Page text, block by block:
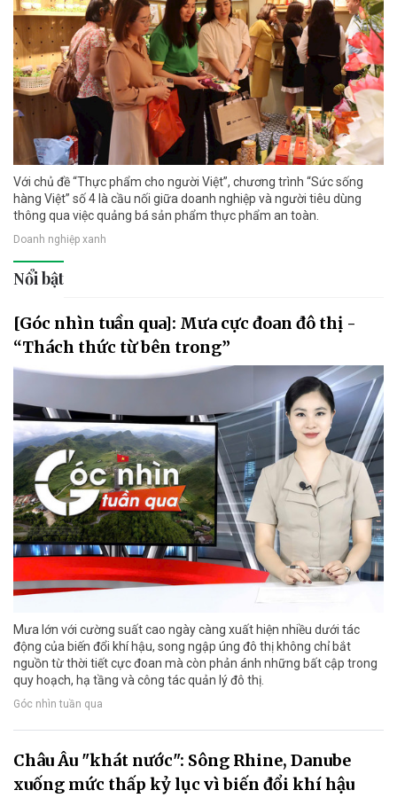
Với chủ đề “Thực phẩm cho người Việt”, chương trình “Sức sống
hàng Việt” số 4 là cầu nối giữa doanh nghiệp và người tiêu dùng
thông qua việc quảng bá sản phẩm thực phẩm an toàn.
Doanh nghiệp xanh
Nổi bật
[Góc nhìn tuần qua]: Mưa cực đoan đô thị -
“Thách thức từ bên trong”
Mưa lớn với cường suất cao ngày càng xuất hiện nhiều dưới tác
động của biến đổi khí hậu, song ngập úng đô thị không chỉ bắt
nguồn từ thời tiết cực đoan mà còn phản ánh những bất cập trong
quy hoạch, hạ tầng và công tác quản lý đô thị.
Góc nhìn tuần qua
Châu Âu "khát nước": Sông Rhine, Danube
xuống mức thấp kỷ lục vì biến đổi khí hậu